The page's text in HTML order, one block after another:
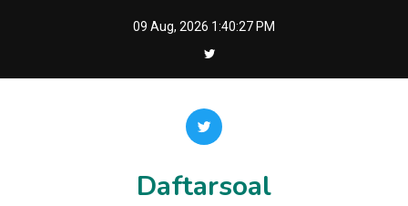
09 Aug, 2026 1:40:28 PM
Daftarsoal